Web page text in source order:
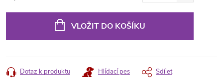
VLOŽIT DO KOŠÍKU
Dotaz k produktu Hlídací pes Sdílet